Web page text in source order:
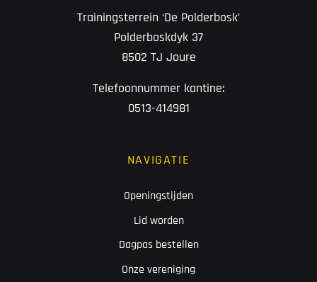
Trainingsterrein ‘De Polderbosk’
Polderboskdyk 37
8502 TJ Joure
Telefoonnummer kantine:
0513-414981
NAVIGATIE
Openingstijden
Lid worden
Dagpas bestellen
Onze vereniging